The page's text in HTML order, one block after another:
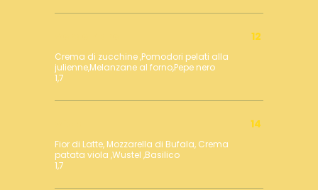
Crema di zucchine ,Pomodori pelati alla
julienne,Melanzane al forno,Pepe nero
1,7
12
Fior di Latte, Mozzarella di Bufala, Crema
patata viola ,Wustel ,Basilico
1,7
14